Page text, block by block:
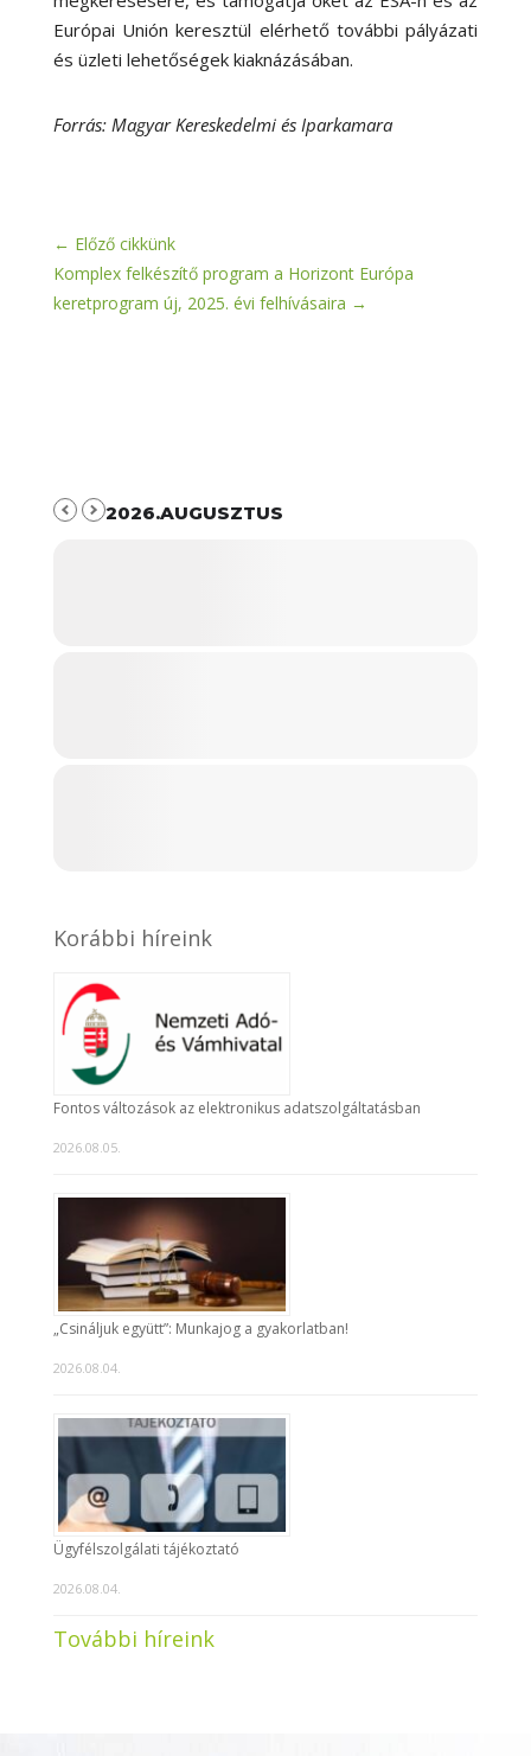
Európai Unión keresztül elérhető további pályázati
és üzleti lehetőségek kiaknázásában.
Forrás: Magyar Kereskedelmi és Iparkamara
← Előző cikkünk
Komplex felkészítő program a Horizont Európa
keretprogram új, 2025. évi felhívásaira →
2026.AUGUSZTUS
Korábbi híreink
Fontos változások az elektronikus adatszolgáltatásban
2026.08.05.
„Csináljuk együtt”: Munkajog a gyakorlatban!
2026.08.04.
Ügyfélszolgálati tájékoztató
2026.08.04.
További híreink